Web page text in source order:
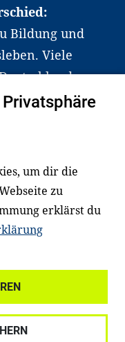
Bildung und
Viele
dabei.
wir eng
um dir die
zu
erklärst du